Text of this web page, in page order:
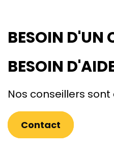
BESOIN D'UN
BESOIN
Nos conseillers
Contact